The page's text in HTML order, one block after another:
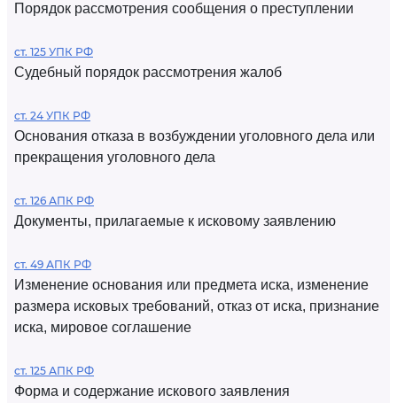
Порядок рассмотрения сообщения о преступлении
ст. 125 УПК РФ
Судебный порядок рассмотрения жалоб
ст. 24 УПК РФ
Основания отказа в возбуждении уголовного дела или
прекращения уголовного дела
ст. 126 АПК РФ
Документы, прилагаемые к исковому заявлению
ст. 49 АПК РФ
Изменение основания или предмета иска, изменение
размера исковых требований, отказ от иска, признание
иска, мировое соглашение
ст. 125 АПК РФ
Форма и содержание искового заявления